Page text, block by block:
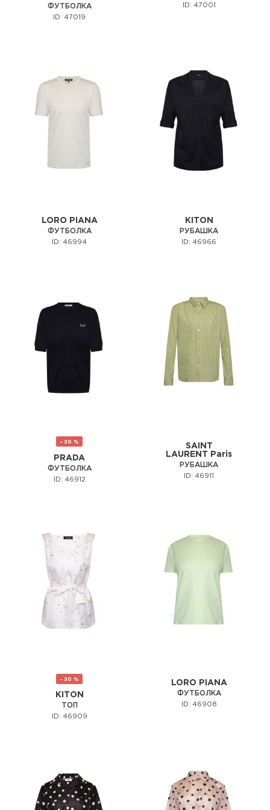
ФУТБОЛКА
ID: 47019
ID: 47001
LORO PIANA
ФУТБОЛКА
ID: 46994
KITON
РУБАШКА
ID: 46966
- 30 %
PRADA
ФУТБОЛКА
ID: 46912
SAINT
LAURENT Paris
РУБАШКА
ID: 46911
- 30 %
KITON
ТОП
ID: 46909
LORO PIANA
ФУТБОЛКА
ID: 46908